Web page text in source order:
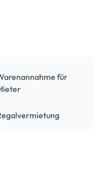
für